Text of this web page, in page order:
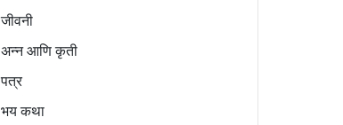
जीवनी
अन्न आणि कृती
पत्र
भय कथा